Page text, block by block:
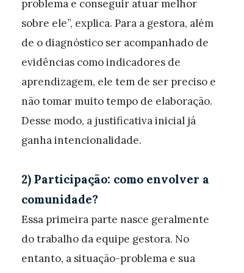
problema e conseguir atuar melhor
sobre ele”, explica. Para a gestora, além
de o diagnóstico ser acompanhado de
evidências como indicadores de
aprendizagem, ele tem de ser preciso e
não tomar muito tempo de elaboração.
Desse modo, a justificativa inicial já
ganha intencionalidade.
2) Participação: como envolver a
comunidade?
Essa primeira parte nasce geralmente
do trabalho da equipe gestora. No
entanto, a situação-problema e sua